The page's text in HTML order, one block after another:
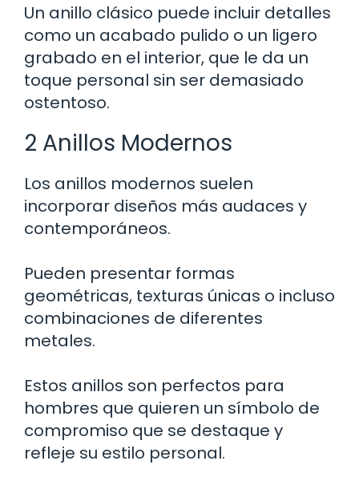
Un anillo clásico puede incluir detalles
como un acabado pulido o un ligero
grabado en el interior, que le da un
toque personal sin ser demasiado
ostentoso.
2 Anillos Modernos
Los anillos modernos suelen
incorporar diseños más audaces y
contemporáneos.
Pueden presentar formas
geométricas, texturas únicas o incluso
combinaciones de diferentes
metales.
Estos anillos son perfectos para
hombres que quieren un símbolo de
compromiso que se destaque y
refleje su estilo personal.